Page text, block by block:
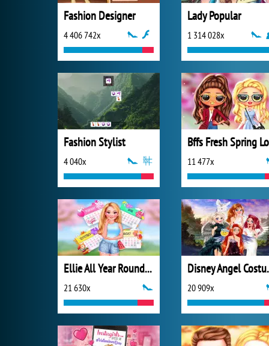
Fashion Designer
4 406 742x
Lady Popular
1 314 028x
Fashion Stylist
4 040x 11 477x
Ellie All Year Round Fashion Addict
21 630x 20 909x